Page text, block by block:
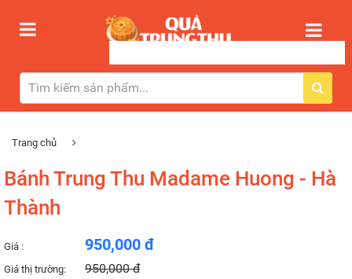
Trang chủ
Bánh Trung Thu Madame Huong - Hà
Thành
Giá : 950,000 đ
Giá thị trường: 950,000 đ